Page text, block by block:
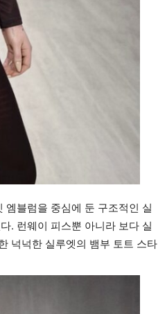
블럼을 중심에 둔 구조적인 실
. 런웨이 피스뿐 아니라 보다 실
넉넉한 실루엣의 뱀부 토트 스타